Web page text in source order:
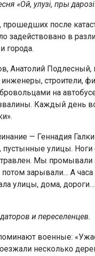
«Ой, улузі, пры дарозі
прошедших после
задействовано в
города.
Анатолий
строители,
на
Каждый день
— Геннадия
улицы. Ноги
Мы про­мывали
зарывали… А
улицы, дома,
и переселенцев.
военные:
несколько